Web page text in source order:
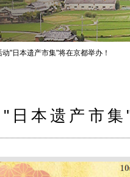
"日本遗产市集"将在京都举办！
日本遗产市集